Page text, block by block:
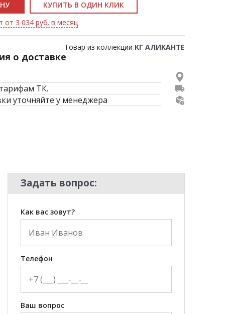
КУПИТЬ В ОДИН КЛИК
от 3 034 руб. в месяц
Товар из коллекции КГ АЛИКАНТЕ
о доставке
ТК.
уточняйте у менеджера
Задать вопрос:
Как вас зовут?
Телефон
Ваш вопрос